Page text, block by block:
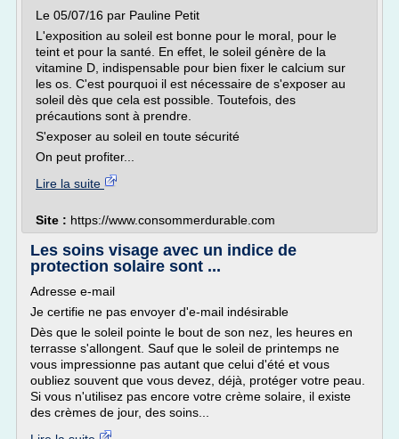
Le 05/07/16 par Pauline Petit
L'exposition au soleil est bonne pour le moral, pour le
teint et pour la santé. En effet, le soleil génère de la
vitamine D, indispensable pour bien fixer le calcium sur
les os. C'est pourquoi il est nécessaire de s'exposer au
soleil dès que cela est possible. Toutefois, des
précautions sont à prendre.
S'exposer au soleil en toute sécurité
On peut profiter...
Lire la suite
Site : https://www.consommerdurable.com
Les soins visage avec un indice de
protection solaire sont ...
Adresse e-mail
Je certifie ne pas envoyer d'e-mail indésirable
Dès que le soleil pointe le bout de son nez, les heures en
terrasse s'allongent. Sauf que le soleil de printemps ne
vous impressionne pas autant que celui d'été et vous
oubliez souvent que vous devez, déjà, protéger votre peau.
Si vous n'utilisez pas encore votre crème solaire, il existe
des crèmes de jour, des soins...